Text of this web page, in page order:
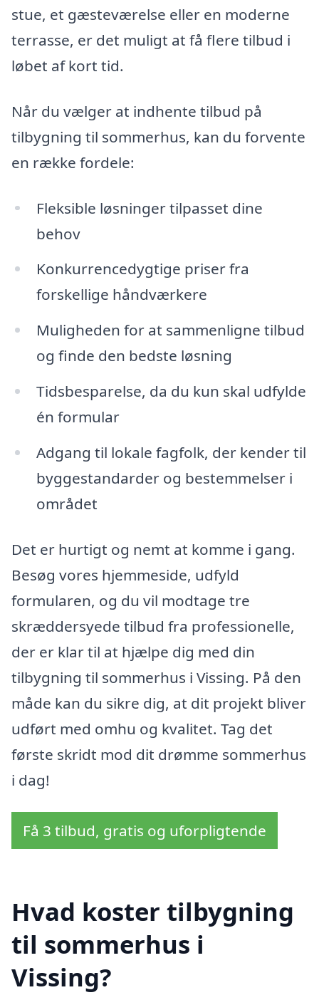
stue, et gæsteværelse eller en moderne
terrasse, er det muligt at få flere tilbud i
løbet af kort tid.
Når du vælger at indhente tilbud på
tilbygning til sommerhus, kan du forvente
en række fordele:
Fleksible løsninger tilpasset dine
behov
Konkurrencedygtige priser fra
forskellige håndværkere
Muligheden for at sammenligne tilbud
og finde den bedste løsning
Tidsbesparelse, da du kun skal udfylde
én formular
Adgang til lokale fagfolk, der kender til
byggestandarder og bestemmelser i
området
Det er hurtigt og nemt at komme i gang.
Besøg vores hjemmeside, udfyld
formularen, og du vil modtage tre
skræddersyede tilbud fra professionelle,
der er klar til at hjælpe dig med din
tilbygning til sommerhus i Vissing. På den
måde kan du sikre dig, at dit projekt bliver
udført med omhu og kvalitet. Tag det
første skridt mod dit drømme sommerhus
i dag!
Få 3 tilbud, gratis og uforpligtende
Hvad koster tilbygning
til sommerhus i
Vissing?